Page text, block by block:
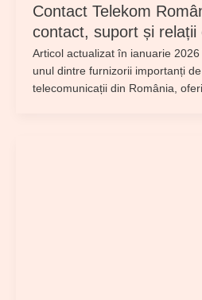
Contact Telekom
contact, suport și relații
Articol actualizat în ianuarie
unul dintre furnizorii importanți
telecomunicații din România,